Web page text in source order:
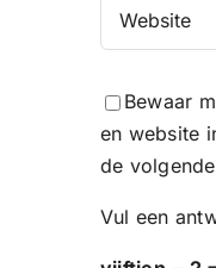
Bewaar
en website
de
Vul een